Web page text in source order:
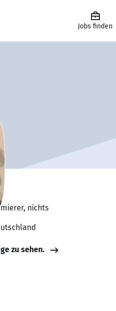
Jobs finden
nichts
zu sehen.